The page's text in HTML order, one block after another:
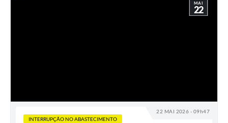
22 MAI 2026 - 09h47
MAI
22
INTERRUPÇÃO NO ABASTECIMENTO